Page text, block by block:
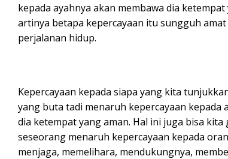
kepada ayahnya akan membawa dia ketempat
artinya betapa kepercayaan itu sungguh
perjalanan hidup.
Kepercayaan kepada siapa yang kita
yang buta tadi menaruh kepercayaan kepada
dia ketempat yang aman. Hal ini juga bisa kita
seseorang menaruh kepercayaan kepada
menjaga, memelihara, mendukungnya,